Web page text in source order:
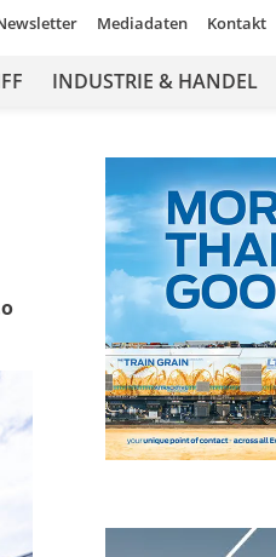
Mediadaten Kontakt
INDUSTRIE & HANDEL